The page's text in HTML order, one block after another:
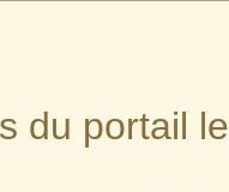
du portail